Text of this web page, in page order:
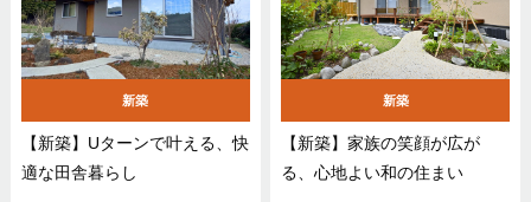
新築
【新築】Uターンで叶える、快
適な田舎暮らし
新築
【新築】家族の笑顔が広が
る、心地よい和の住まい